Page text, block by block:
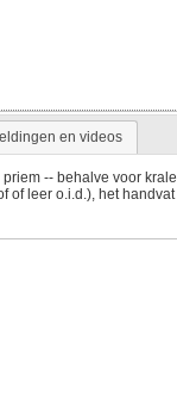
en videos
-- behalve voor
of leer o.i.d.), het